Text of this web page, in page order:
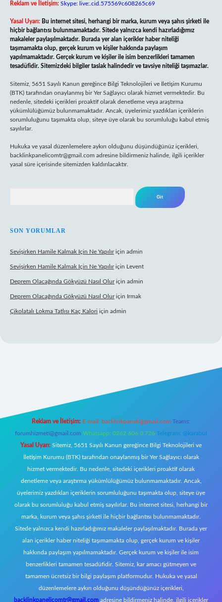
Reklam ve İletişim: Skype: live:.cid.575569c608265c69
Yasal Uyarı: Bu internet sitesi, herhangi bir marka, kurum veya şahıs şirketi ile
hiçbir bağlantısı bulunmamaktadır. Sitede yalnızca kendi hazırladığımız
makaleler paylaşılmaktadır. Burada yer alan içerikler haber niteliği
taşımamakta olup, gerçek kurum ve kişiler hakkında paylaşım
yapılmamaktadır. Gerçek kurum ve kişiler ile isim benzerlikleri tamamen
tesadüfidir. Sitemizdeki bilgiler taslak halindedir ve tavsiye niteliği taşımazlar.
Sitemiz, 5651 Sayılı Kanun gereğince Bilgi Teknolojileri ve İletişim Kurumu
(BTK) tarafından onaylanmış bir Yer Sağlayıcı olarak hizmet vermektedir. Bu
nedenle, sitedeki içerikleri proaktif olarak denetleme veya araştırma
yükümlülüğümüz bulunmamaktadır. Ancak, üyelerimiz yazdıkları içeriklerin
sorumluluğunu taşımakta olup, siteye üye olarak bu sorumluluğu kabul etmiş
sayılırlar.
Hukuka ve yasal düzenlemelere aykırı olduğunu düşündüğünüz içerikleri,
backlinkpanelicomtr@gmail.com adresine bildirmeniz halinde, ilgili içerikler
yasal süre içerisinde sitemizden kaldırılacaktır.
SON YORUMLAR
Sevişirken Hamile Kalmak Için Ne Yapılıriçin admin
Sevişirken Hamile Kalmak Için Ne Yapılıriçin Levent
Deprem Olacağında Gökyüzü Nasıl Oluriçin admin
Deprem Olacağında Gökyüzü Nasıl Oluriçin Irmak
Çikolatalı Lokma Tatlısı Kaç Kalori için admin
Reklam ve İletişim: E-mail: backlinkpaneli@gmail.com Teams:
forumhizmeti@gmail.com Whatsapp: 0262 606 0 726 Telegram: @karabul
Yasal Uyarı: Sitemiz, 5651 Sayılı Kanun gereğince Bilgi Teknolojileri ve
İletişim Kurumu (BTK) tarafından onaylanmış bir Yer Sağlayıcı olarak
hizmet vermektedir. Bu nedenle, sitedeki içerikleri proaktif olarak
denetleme veya araştırma yükümlülüğümüz bulunmamaktadır. Ancak,
üyelerimiz yazdıkları içeriklerin sorumluluğunu taşımakta olup, siteye üye
olarak bu sorumluluğu kabul etmiş sayılırlar. Bu internet sitesi, herhangi bir
marka, kurum veya şahıs şirketi ile hiçbir bağlantısı bulunmamaktadır.
Sitede yalnızca kendi hazırladığımız makaleler paylaşılmaktadır. Burada yer
alan içerikler haber niteliği taşımamakta olup, gerçek kurum ve kişiler
hakkında paylaşım yapılmamaktadır. Gerçek kurum ve kişiler ile isim
benzerlikleri tamamen tesadüfidir. Sitemiz, kar amacı gütmeyen ve
tamamen ücretsiz bir bilgi paylaşım platformudur. Hukuka ve yasal
düzenlemelere aykırı olduğunu düşündüğünüz içerikleri,
backlinkpanelicomtr@gmail.com adresine bildirmeniz halinde, ilgili içerikler